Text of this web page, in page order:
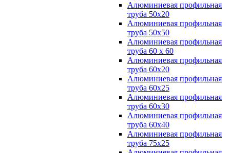
Алюминиевая профильная
труба 50х20
Алюминиевая профильная
труба 50х50
Алюминиевая профильная
труба 60 х 60
Алюминиевая профильная
труба 60х20
Алюминиевая профильная
труба 60х25
Алюминиевая профильная
труба 60х30
Алюминиевая профильная
труба 60х40
Алюминиевая профильная
труба 75х25